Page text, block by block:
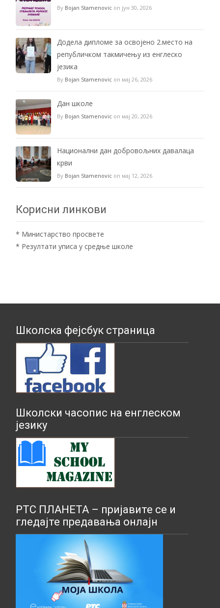
By Bojan Stamenovic on јун 30, 2026
Додела дипломе за освојено 2.место на
републичком такмичењу из енглеско
језика
By Bojan Stamenovic on мај 26, 2026
Дан школе
By Bojan Stamenovic on мај 20, 2026
Национални дан добровољних давалаца
крви
By Bojan Stamenovic on мај 12, 2026
Корисни линкови
* Министарство просвете
* Резултати уписа у средње школе
Школска фејсбук страница
Школски часопис на енглеском
језику
РТС ПЛАНЕТА – пријавите се и
гледајте предавања онлајн